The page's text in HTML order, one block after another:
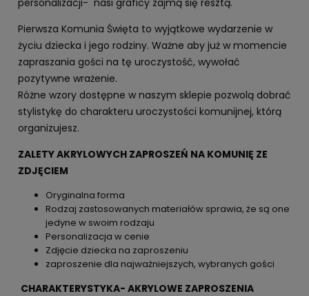
Pierwsza Komunia Święta to wyjątkowe wydarzenie w
życiu dziecka i jego rodziny. Ważne aby już w momencie
zapraszania gości na tę uroczystość, wywołać
pozytywne wrażenie.
Różne wzory dostępne w naszym sklepie pozwolą dobrać
stylistykę do charakteru uroczystości komunijnej, którą
organizujesz.
ZALETY AKRYLOWYCH ZAPROSZEŃ NA KOMUNIĘ ZE
ZDJĘCIEM
Oryginalna forma
Rodzaj zastosowanych materiałów sprawia, że są one
jedyne w swoim rodzaju
Personalizacja w cenie
Zdjęcie dziecka na zaproszeniu
zaproszenie dla najważniejszych, wybranych gości
CHARAKTERYSTYKA- AKRYLOWE ZAPROSZENIA